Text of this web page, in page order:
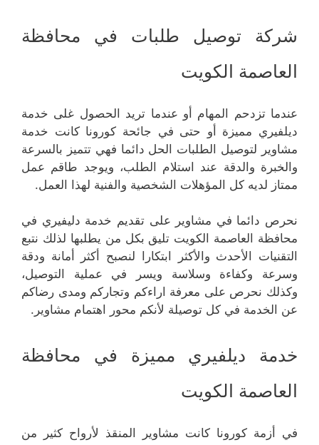
شركة توصيل طلبات في محافظة
العاصمة الكويت
عندما تزدحم المهام أو عندما تريد الحصول غلى خدمة
ديلفيري مميزة أو حتى في جائحة كورونا كانت خدمة
مشاوير لتوصيل الطلبات الحل دائما فهي تتميز بالسرعة
والخبرة والدقة عند استلام الطلب، ويوجد طاقم عمل
ممتاز لديه كل المؤهلات الشخصية والفنية لهذا العمل.
نحرص دائما في مشاوير على تقديم خدمة دليفيري في
محافظة العاصمة الكويت تليق بكل من يطلبها لذلك نتبع
التقنيات الأحدث والأكثر ابتكارا لنصبح أكثر أمانة ودقة
وسرعة وكفاءة وسلاسة ويسر في عملية التوصيل،
وكذلك نحرص على معرفة اراءكم وتجاركم ومدى رضاكم
عن الخدمة في كل توصيلة لأنكم محور اهتمام مشاوير.
خدمة ديلفيري مميزة في محافظة
العاصمة الكويت
في أزمة كورونا كانت مشاوير المنقذ لأرواح كثير من